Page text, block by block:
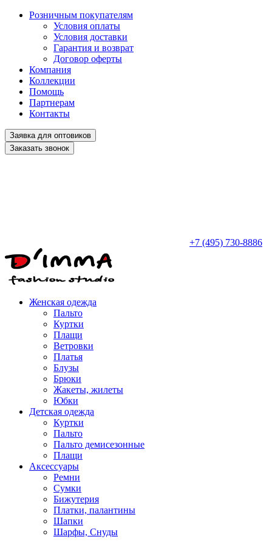
Розничным покупателям
Условия оплаты
Условия доставки
Гарантия и возврат
Договор оферты
Компания
Коллекции
Помощь
Партнерам
Контакты
Заявка для оптовиков
Заказать звонок
+7 (495) 730-8886
Женская одежда
Пальто
Куртки
Плащи
Ветровки
Платья
Блузы
Брюки
Жакеты, жилеты
Юбки
Детская одежда
Куртки
Пальто
Пальто демисезонные
Плащи
Аксессуары
Ремни
Сумки
Бижутерия
Платки, палантины
Шапки
Шарфы, Снуды